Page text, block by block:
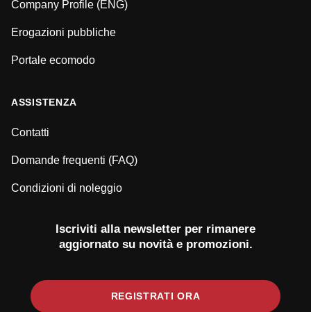
Company Profile (ENG)
Erogazioni pubbliche
Portale ecomodo
ASSISTENZA
Contatti
Domande frequenti (FAQ)
Condizioni di noleggio
Iscriviti alla newsletter per rimanere
aggiornato su novità e promozioni.
REGISTRATI ORA